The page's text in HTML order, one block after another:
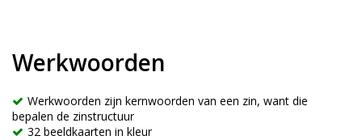
Werkwoorden
Werkwoorden zijn kernwoorden van een zin, want die
bepalen de zinstructuur
32 beeldkaarten in kleur